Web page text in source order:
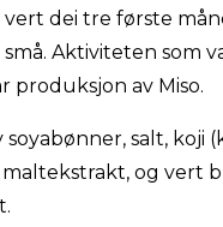
dei tre første
Aktiviteten som
produksjon av Miso.
soyabønner, salt,
og vert